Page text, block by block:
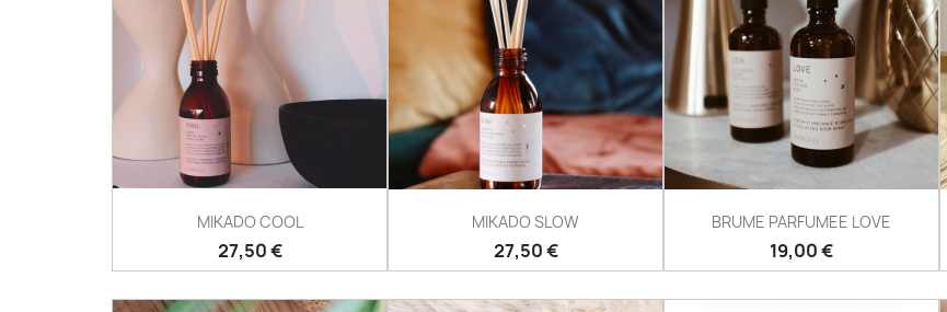
MIKADO COOL
Prix
27,50 €
MIKADO SLOW
Prix
27,50 €
BRUME PARFUMEE LOVE
Prix
19,00 €